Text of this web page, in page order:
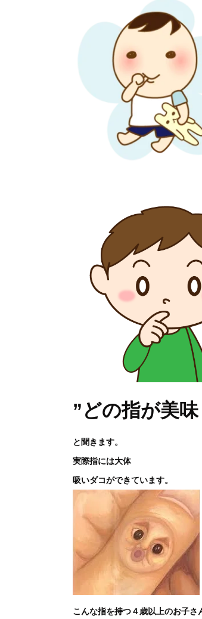
”どの指が美
と聞きます。
実際指には大体
吸いダコができています。
こんな指を持つ４歳以上のお子さ